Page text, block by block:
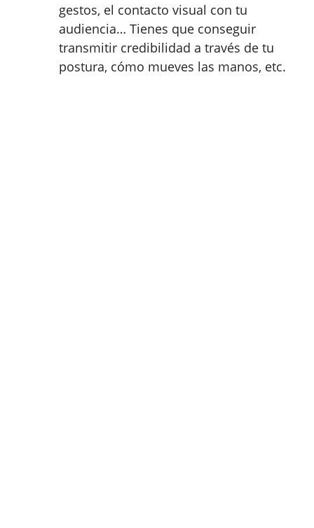
gestos, el contacto visual con tu
audiencia… Tienes que conseguir
transmitir credibilidad a través de tu
postura, cómo mueves las manos, etc.